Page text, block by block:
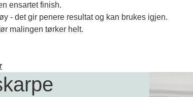
ensartet finish.
- det gir penere resultat og kan brukes igjen.
malingen tørker helt.